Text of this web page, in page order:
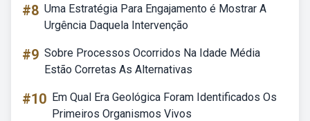
#8 Uma Estratégia Para Engajamento é Mostrar A
Urgência Daquela Intervenção
#9 Sobre Processos Ocorridos Na Idade Média
Estão Corretas As Alternativas
#10 Em Qual Era Geológica Foram Identificados Os
Primeiros Organismos Vivos